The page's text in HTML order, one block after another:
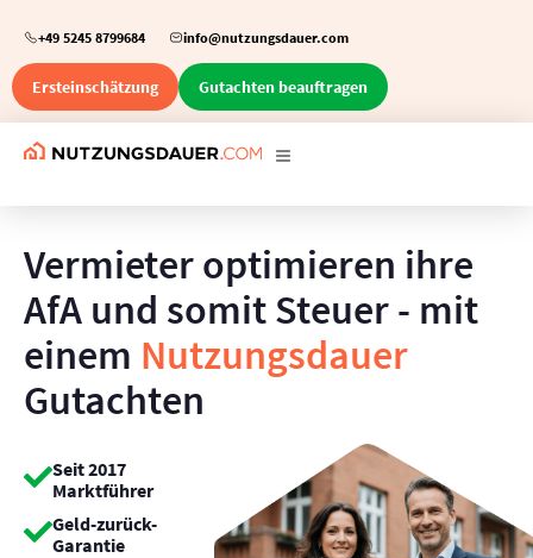
+49 5245 8799684 info@nutzungsdauer.com
Ersteinschätzung Gutachten beauftragen
Vermieter optimieren ihre
AfA und somit Steuer - mit
einem Nutzungsdauer
Gutachten
Seit 2017
Marktführer
Geld-zurück-
Garantie